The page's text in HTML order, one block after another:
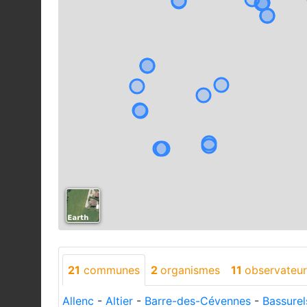
21 communes 2 organismes 11
Allenc - Altier - Barre-des-Cévennes -